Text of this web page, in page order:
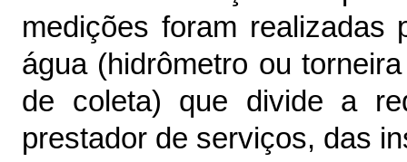
medições foram realizadas
água (hidrômetro ou
de coleta) que divide a
prestador de serviços, das